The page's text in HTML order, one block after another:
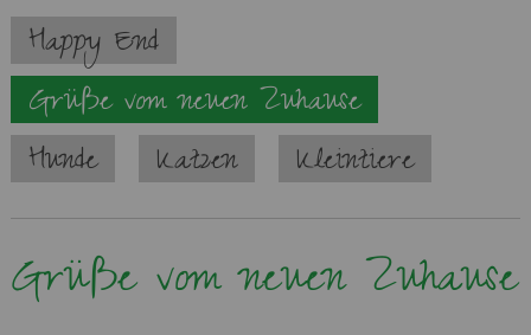
Navigation
überspringen
Happy End
Grüße vom neuen Zuhause
Hunde
Katzen Kleintiere
Grüße vom neuen Zuhause